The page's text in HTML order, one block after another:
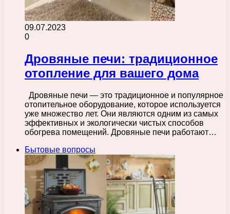
09.07.2023
0
Дровяные печи: традиционное
отопление для вашего дома
Дровяные печи — это традиционное и популярное
отопительное оборудование, которое используется
уже множество лет. Они являются одним из самых
эффективных и экологически чистых способов
обогрева помещений. Дровяные печи работают…
Бытовые вопросы